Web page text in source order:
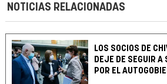
NOTICIAS RELACIONADAS
LOS SOCIOS DE
DEJE DE SEGUIR A
POR EL